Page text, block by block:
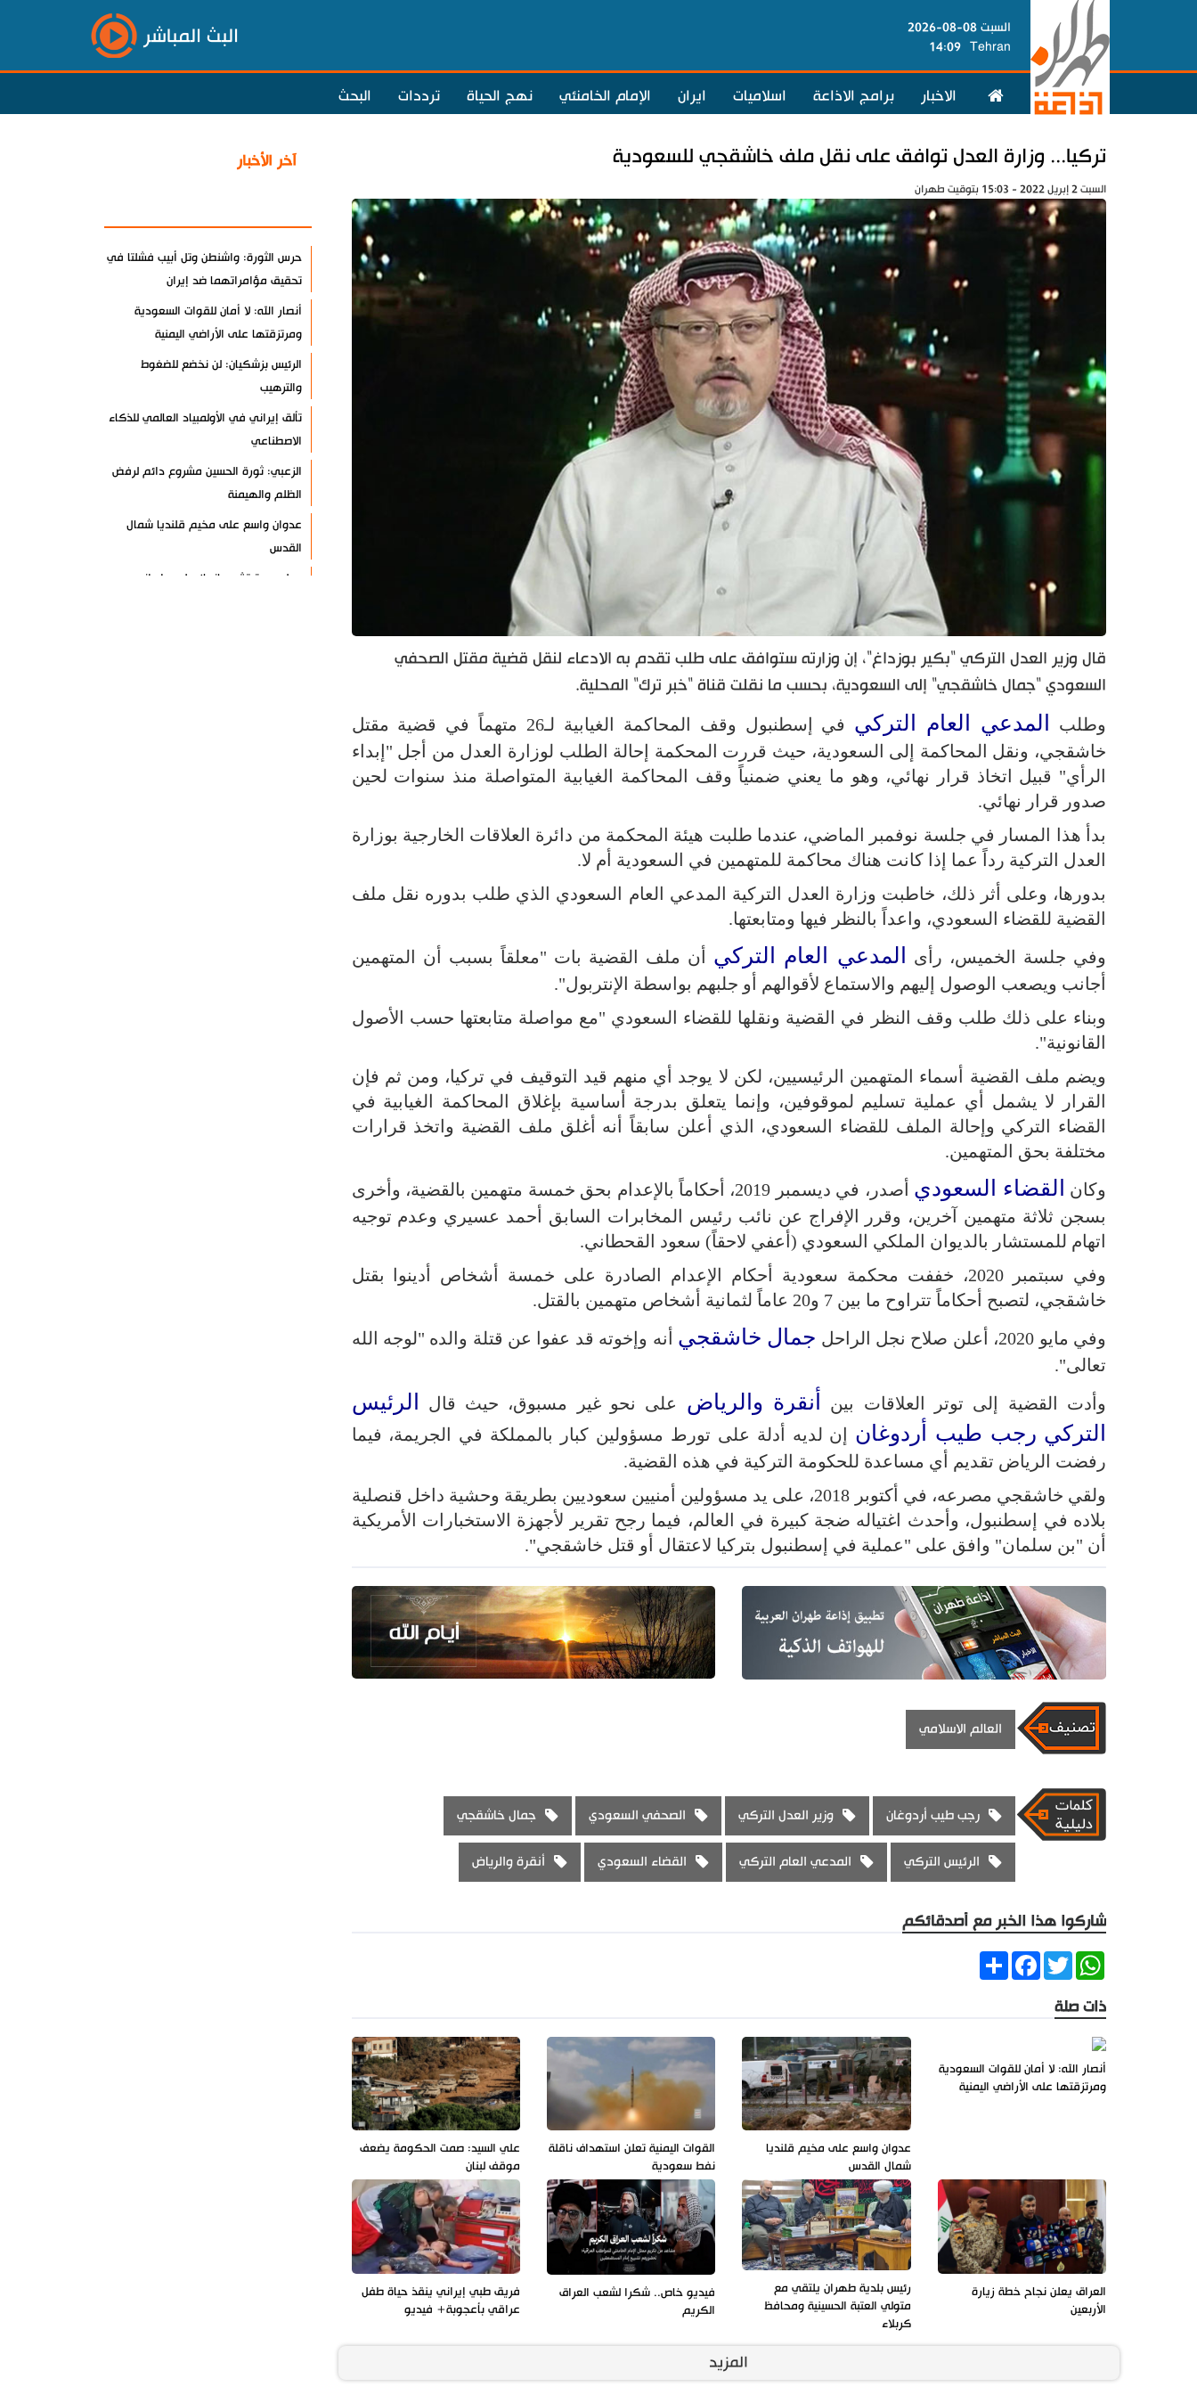
السبت 08-08-2026
Tehran
14:09 البث المباشر
الاخبار برامج الاذاعة اسلاميات ايران الإمام الخامنئي نهج الحياة ترددات البحث
تركيا... وزارة العدل توافق على نقل ملف خاشقجي للسعودية
السبت 2 إبريل 2022 - 15:03 بتوقيت طهران
قال وزير العدل التركي "بكير بوزداغ"، إن وزارته ستوافق على طلب تقدم به الادعاء لنقل قضية مقتل الصحفي
السعودي "جمال خاشقجي" إلى السعودية، بحسب ما نقلت قناة "خبر ترك" المحلية.
وطلب
المدعي العام التركي
في إسطنبول وقف المحاكمة الغيابية لـ26 متهماً في قضية مقتل
خاشقجي، ونقل المحاكمة إلى السعودية، حيث قررت المحكمة إحالة الطلب لوزارة العدل من أجل "إبداء
الرأي" قبيل اتخاذ قرار نهائي، وهو ما يعني ضمنياً وقف المحاكمة الغيابية المتواصلة منذ سنوات لحين
صدور قرار نهائي.
بدأ هذا المسار في جلسة نوفمبر الماضي، عندما طلبت هيئة المحكمة من دائرة العلاقات الخارجية بوزارة
العدل التركية رداً عما إذا كانت هناك محاكمة للمتهمين في السعودية أم لا.
بدورها، وعلى أثر ذلك، خاطبت وزارة العدل التركية المدعي العام السعودي الذي طلب بدوره نقل ملف
القضية للقضاء السعودي، واعداً بالنظر فيها ومتابعتها.
وفي جلسة الخميس، رأى
المدعي العام التركي أن ملف القضية بات "معلقاً بسبب أن المتهمين
أجانب ويصعب الوصول إليهم والاستماع لأقوالهم أو جلبهم بواسطة الإنتربول".
وبناء على ذلك طلب وقف النظر في القضية ونقلها للقضاء السعودي "مع مواصلة متابعتها حسب الأصول
القانونية".
ويضم ملف القضية أسماء المتهمين الرئيسيين، لكن لا يوجد أي منهم قيد التوقيف في تركيا، ومن ثم فإن
القرار لا يشمل أي عملية تسليم لموقوفين، وإنما يتعلق بدرجة أساسية بإغلاق المحاكمة الغيابية في
القضاء التركي وإحالة الملف للقضاء السعودي، الذي أعلن سابقاً أنه أغلق ملف القضية واتخذ قرارات
مختلفة بحق المتهمين.
وكان
القضاء السعودي
أصدر، في ديسمبر 2019، أحكاماً بالإعدام بحق خمسة متهمين بالقضية، وأخرى
بسجن ثلاثة متهمين آخرين، وقرر الإفراج عن نائب رئيس المخابرات السابق أحمد عسيري وعدم توجيه
اتهام للمستشار بالديوان الملكي السعودي (أعفي لاحقاً) سعود القحطاني.
وفي سبتمبر 2020، خففت محكمة سعودية أحكام الإعدام الصادرة على خمسة أشخاص أدينوا بقتل
خاشقجي، لتصبح أحكاماً تتراوح ما بين 7 و20 عاماً لثمانية أشخاص متهمين بالقتل.
وفي مايو 2020، أعلن صلاح نجل الراحل
جمال خاشقجي أنه وإخوته قد عفوا عن قتلة والده "لوجه الله
تعالى".
وأدت القضية إلى توتر العلاقات بين
أنقرة والرياض على نحو غير مسبوق، حيث قال
الرئيس
التركي رجب طيب أردوغان إن لديه أدلة على تورط مسؤولين كبار بالمملكة في الجريمة، فيما
رفضت الرياض تقديم أي مساعدة للحكومة التركية في هذه القضية.
ولقي خاشقجي مصرعه، في أكتوبر 2018، على يد مسؤولين أمنيين سعوديين بطريقة وحشية داخل قنصلية
بلاده في إسطنبول، وأحدث اغتياله ضجة كبيرة في العالم، فيما رجح تقرير لأجهزة الاستخبارات الأمريكية
أن "بن سلمان" وافق على "عملية في إسطنبول بتركيا لاعتقال أو قتل خاشقجي".
العالم الاسلامي
رجب طيب أردوغان وزير العدل التركي الصحفي السعودي جمال خاشقجي
الرئيس التركي المدعي العام التركي القضاء السعودي أنقرة والرياض
شاركوا هذا الخبر مع أصدقائكم
ShareFacebookTwitter
WhatsApp
ذات صلة
أنصار الله: لا أمان للقوات السعودية
ومرتزقتها على الأراضي اليمنية
عدوان واسع على مخيم قلنديا
شمال القدس
القوات اليمنية تعلن استهداف ناقلة
نفط سعودية
علي السيد: صمت الحكومة يضعف
موقف لبنان
العراق يعلن نجاح خطة زيارة
الأربعين
رئيس بلدية طهران يلتقي مع
متولي العتبة الحسينية ومحافظ
كربلاء
فيديو خاص.. شكرا لشعب العراق
الكريم
فريق طبي إيراني ينقذ حياة طفل
عراقي بأعجوبة+ فيديو
المزيد
آخر الأخبار
حرس الثورة: واشنطن وتل أبيب فشلتا في
تحقيق مؤامراتهما ضد إيران
أنصار الله: لا أمان للقوات السعودية
ومرتزقتها على الأراضي اليمنية
الرئيس بزشكيان: لن نخضع للضغوط
والترهيب
تألق إيراني في الأولمبياد العالمي للذكاء
الاصطناعي
الزعبي: ثورة الحسين مشروع دائم لرفض
الظلم والهيمنة
عدوان واسع على مخيم قلنديا شمال
القدس
دول عربية تشيد بإنجاز علمي إيراني